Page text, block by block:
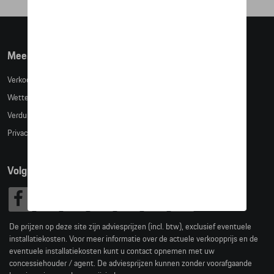
Meer info
Verkoopsvoorwaarden
Wettelijke bepalingen
Verduidelijking kledingmaten
Privacybeleid
Volg Ons
De prijzen op deze site zijn adviesprijzen (incl. btw), exclusief eventuele
installatiekosten. Voor meer informatie over de actuele verkoopprijs en de
eventuele installatiekosten kunt u contact opnemen met uw
concessiehouder / agent. De adviesprijzen kunnen zonder voorafgaande